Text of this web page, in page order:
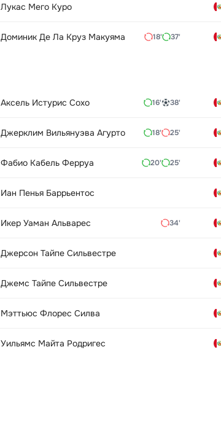
Лукас Мего Куро
Доминик Де Ла Круз Макуяма 18' 37'
Аксель Истурис Сохо 16' 38'
Джерклим Вильянуэва Агурто 18' 25'
Фабио Кабель Ферруа 20' 25'
Иан Пенья Баррьентос
Икер Уаман Альварес 34'
Джерсон Тайпе Сильвестре
Джемс Тайпе Сильвестре
Мэттьюс Флорес Силва
Уильямс Майта Родригес